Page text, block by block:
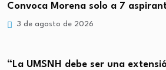
Convoca Morena solo a 7
3 de agosto de 2026
“La UMSNH debe ser una